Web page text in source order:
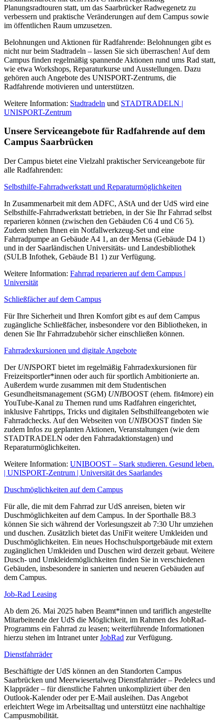
Planungsradtouren statt, um das Saarbrücker Radwegenetz zu
verbessern und praktische Veränderungen auf dem Campus sowie
im öffentlichen Raum umzusetzen.
Belohnungen und Aktionen für Radfahrende: Belohnungen gibt es
nicht nur beim Stadtradeln – lassen Sie sich überraschen! Auf dem
Campus finden regelmäßig spannende Aktionen rund ums Rad statt,
wie etwa Workshops, Reparaturkurse und Ausstellungen. Dazu
gehören auch Angebote des UNISPORT-Zentrums, die
Radfahrende motivieren und unterstützen.
Weitere Information: Stadtradeln und STADTRADELN |
UNISPORT-Zentrum
Unsere Serviceangebote für Radfahrende auf dem
Campus Saarbrücken
Der Campus bietet eine Vielzahl praktischer Serviceangebote für
alle Radfahrenden:
Selbsthilfe-Fahrradwerkstatt und Reparaturmöglichkeiten
In Zusammenarbeit mit dem ADFC, AStA und der UdS wird eine
Selbsthilfe-Fahrradwerkstatt betrieben, in der Sie Ihr Fahrrad selbst
reparieren können (zwischen den Gebäuden C6 4 und C6 5).
Zudem stehen Ihnen ein Notfallwerkzeug-Set und eine
Fahrradpumpe an Gebäude A4 1, an der Mensa (Gebäude D4 1)
und in der Saarländischen Universitäts- und Landesbibliothek
(SULB Infothek, Gebäude B1 1) zur Verfügung.
Weitere Information: Fahrrad reparieren auf dem Campus |
Universität
Schließfächer auf dem Campus
Für Ihre Sicherheit und Ihren Komfort gibt es auf dem Campus
zugängliche Schließfächer, insbesondere vor den Bibliotheken, in
denen Sie Ihr Fahrradzubehör sicher einschließen können.
Fahrradexkursionen und digitale Angebote
Der UNISPORT bietet im regelmäßig Fahrradexkursionen für
Freizeitsportler*innen oder auch für sportlich Ambitionierte an.
Außerdem wurde zusammen mit dem Studentischen
Gesundheitsmanagement (SGM) UNIBOOST (ehem. fit4more) ein
YouTube-Kanal zu Themen rund ums Radfahren eingerichtet,
inklusive Fahrtipps, Tricks und digitalen Selbsthilfeangeboten wie
Fahrradchecks. Auf den Webseiten von UNIBOOST finden Sie
zudem Infos zu geplanten Aktionen, Veranstaltungen (wie dem
STADTRADELN oder den Fahrradaktionstagen) und
Reparaturmöglichkeiten.
Weitere Information: UNIBOOST – Stark studieren. Gesund leben.
| UNISPORT-Zentrum | Universität des Saarlandes
Duschmöglichkeiten auf dem Campus
Für alle, die mit dem Fahrrad zur UdS anreisen, bieten wir
Duschmöglichkeiten auf dem Campus. In der Sporthalle B8.3
können Sie sich während der Vorlesungszeit ab 7:30 Uhr umziehen
und duschen. Zusätzlich bietet das UniFit weitere Umkleiden und
Duschmöglichkeiten. Ein neues Hochschulsportgebäude mit extern
zugänglichen Umkleiden und Duschen wird derzeit gebaut. Weitere
Dusch- und Umkleidemöglichkeiten finden Sie in verschiedenen
Gebäuden, insbesondere in sanierten und neueren Gebäuden auf
dem Campus.
Job-Rad Leasing
Ab dem 26. Mai 2025 haben Beamt*innen und tariflich angestellte
Mitarbeitende der UdS die Möglichkeit, im Rahmen des JobRad-
Programms ein Fahrrad zu leasen; weiterführende Informationen
hierzu stehen im Intranet unterJobRad zur Verfügung.
Dienstfahrräder
Beschäftigte der UdS können an den Standorten Campus
Saarbrücken und Meerwiesertalweg Dienstfahrräder – Pedelecs und
Klappräder – für dienstliche Fahrten unkompliziert über den
Outlook-Kalender oder per E‑Mail ausleihen. Das Angebot
erleichtert Wege im Arbeitsalltag und unterstützt eine nachhaltige
Campusmobilität.